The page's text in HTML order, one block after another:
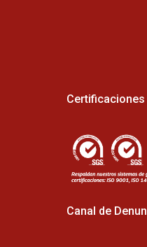
Certificaciones
Canal de